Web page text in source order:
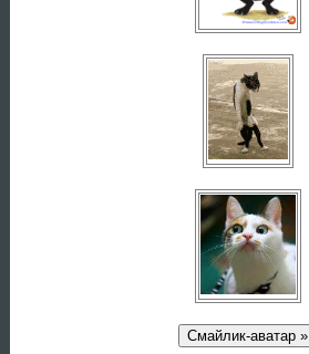
Смайлик-аватар »